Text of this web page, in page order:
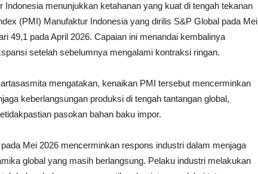
menunjukkan ketahanan yang kuat di tengah tekanan
(PMI) Manufaktur Indonesia yang dirilis S&P Global pada Mei
49,1 pada April 2026. Capaian ini menandai kembalinya
setelah sebelumnya mengalami kontraksi ringan.
mengatakan, kenaikan PMI tersebut mencerminkan
keberlangsungan produksi di tengah tantangan global,
pasokan bahan baku impor.
Mei 2026 mencerminkan respons industri dalam menjaga
global yang masih berlangsung. Pelaku industri melakukan